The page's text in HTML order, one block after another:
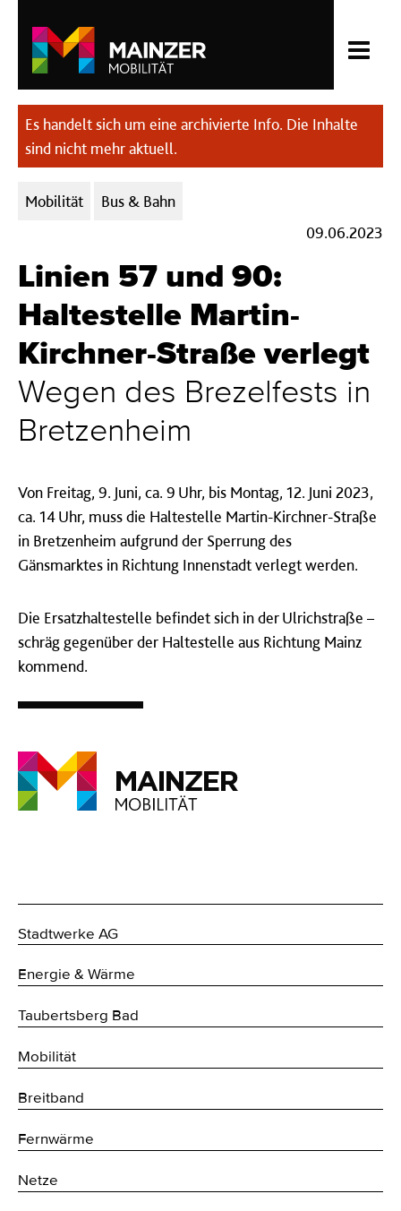
Es handelt sich um eine archivierte Info. Die Inhalte
sind nicht mehr aktuell.
Kategorien:
Mobilität
Bus & Bahn
09.06.2023
Linien 57 und 90:
Haltestelle Martin-
Kirchner-Straße verlegt
Wegen des Brezelfests in
Bretzenheim
Von Freitag, 9. Juni, ca. 9 Uhr, bis Montag, 12. Juni 2023,
ca. 14 Uhr, muss die Haltestelle Martin-Kirchner-Straße
in Bretzenheim aufgrund der Sperrung des
Gänsmarktes in Richtung Innenstadt verlegt werden.
Die Ersatzhaltestelle befindet sich in der Ulrichstraße –
schräg gegenüber der Haltestelle aus Richtung Mainz
kommend.
Stadtwerke AG
Energie & Wärme
Taubertsberg Bad
Mobilität
Breitband
Fernwärme
Netze